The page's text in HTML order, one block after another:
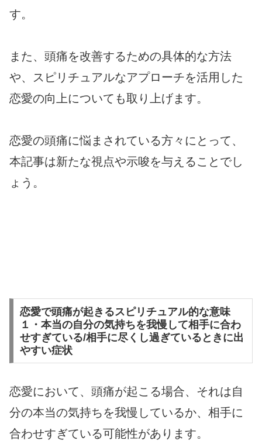
す。
また、頭痛を改善するための具体的な方法
や、スピリチュアルなアプローチを活用した
恋愛の向上についても取り上げます。
恋愛の頭痛に悩まされている方々にとって、
本記事は新たな視点や示唆を与えることでし
ょう。
恋愛で頭痛が起きるスピリチュアル的な意味
１・本当の自分の気持ちを我慢して相手に合わ
せすぎている/相手に尽くし過ぎているときに出
やすい症状
恋愛において、頭痛が起こる場合、それは自
分の本当の気持ちを我慢しているか、相手に
合わせすぎている可能性があります。